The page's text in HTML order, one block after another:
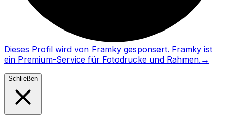
Dieses Profil wird von Framky gesponsert. Framky ist
ein Premium-Service für Fotodrucke und Rahmen. →
Schließen